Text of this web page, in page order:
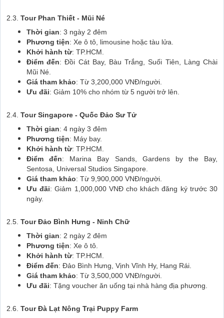
2.3. Tour Phan Thiết - Mũi Né
Thời gian: 3 ngày 2 đêm
Phương tiện: Xe ô tô, limousine hoặc tàu lửa.
Khởi hành từ: TP.HCM.
Điểm đến: Đồi Cát Bay, Bàu Trắng, Suối Tiên, Làng Chài
Mũi Né.
Giá tham khảo: Từ 3,200,000 VNĐ/người.
Ưu đãi: Giảm 10% cho nhóm từ 5 người trở lên.
2.4. Tour Singapore - Quốc Đảo Sư Tử
Thời gian: 4 ngày 3 đêm
Phương tiện: Máy bay.
Khởi hành từ: TP.HCM.
Điểm đến: Marina Bay Sands, Gardens by the Bay,
Sentosa, Universal Studios Singapore.
Giá tham khảo: Từ 9,900,000 VNĐ/người.
Ưu đãi: Giảm 1,000,000 VNĐ cho khách đăng ký trước 30
ngày.
2.5. Tour Đảo Bình Hưng - Ninh Chữ
Thời gian: 2 ngày 2 đêm
Phương tiện: Xe ô tô.
Khởi hành từ: TP.HCM.
Điểm đến: Đảo Bình Hưng, Vịnh Vĩnh Hy, Hang Rái.
Giá tham khảo: Từ 3,500,000 VNĐ/người.
Ưu đãi: Tặng voucher ăn uống tại nhà hàng địa phương.
2.6. Tour Đà Lạt Nông Trại Puppy Farm